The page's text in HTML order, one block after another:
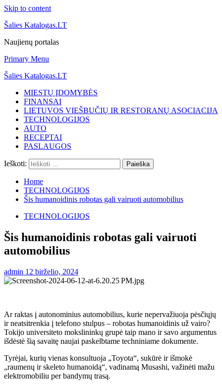
Skip to content
Šalies Katalogas.LT
Naujienų portalas
Primary Menu
Šalies Katalogas.LT
MIESTŲ ĮDOMYBĖS
FINANSAI
LIETUVOS VIEŠBUČIŲ IR RESTORANŲ ASOCIACIJA
TECHNOLOGIJOS
AUTO
RECEPTAI
PASLAUGOS
Ieškoti:
Home
TECHNOLOGIJOS
Šis humanoidinis robotas gali vairuoti automobilius
TECHNOLOGIJOS
Šis humanoidinis robotas gali vairuoti
automobilius
admin 12 birželio, 2024
Ar raktas į autonominius automobilius, kurie nepervažiuoja pėsčiųjų
ir neatsitrenkia į telefono stulpus – robotas humanoidinis už vairo?
Tokijo universiteto mokslininkų grupė taip mano ir savo argumentus
išdėstė šią savaitę naujai paskelbtame techniniame dokumente.
Tyrėjai, kurių vienas konsultuoja „Toyota“, sukūrė ir išmokė
„raumenų ir skeleto humanoidą“, vadinamą Musashi, važinėti mažu
elektromobiliu per bandymų trasą.